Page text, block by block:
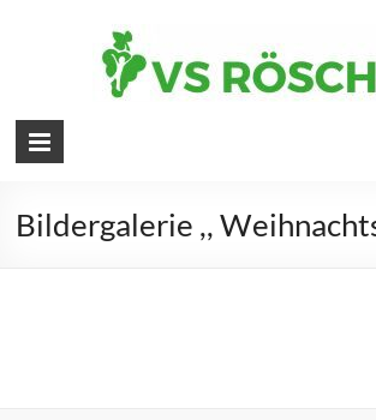
Bildergalerie ,,